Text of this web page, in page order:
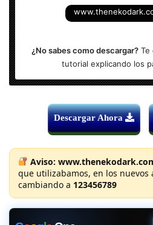
¿No sabes como descargar?Te
tutorial explicando los
Descargar Ahora
Aviso:
que utilizabamos, en los nuevos
cambiando a 123456789